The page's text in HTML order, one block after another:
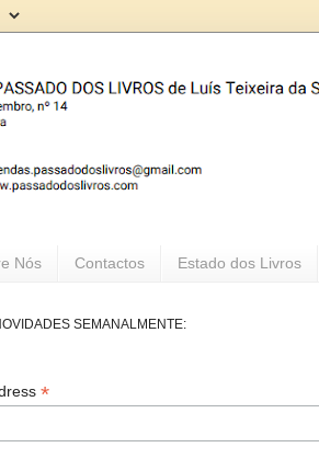
Nós Contactos Estado dos Livros
SEMANALMENTE:
*